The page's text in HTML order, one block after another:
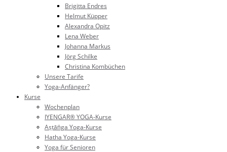
Brigitta Endres
Helmut Küpper
Alexandra Opitz
Lena Weber
Johanna Markus
Jörg Schilke
Christina Kombüchen
Unsere Tarife
Yoga-Anfänger?
Kurse
Wochenplan
IYENGAR® YOGA-Kurse
Aṣṭāṅga Yoga-Kurse
Hatha Yoga-Kurse
Yoga für Senioren